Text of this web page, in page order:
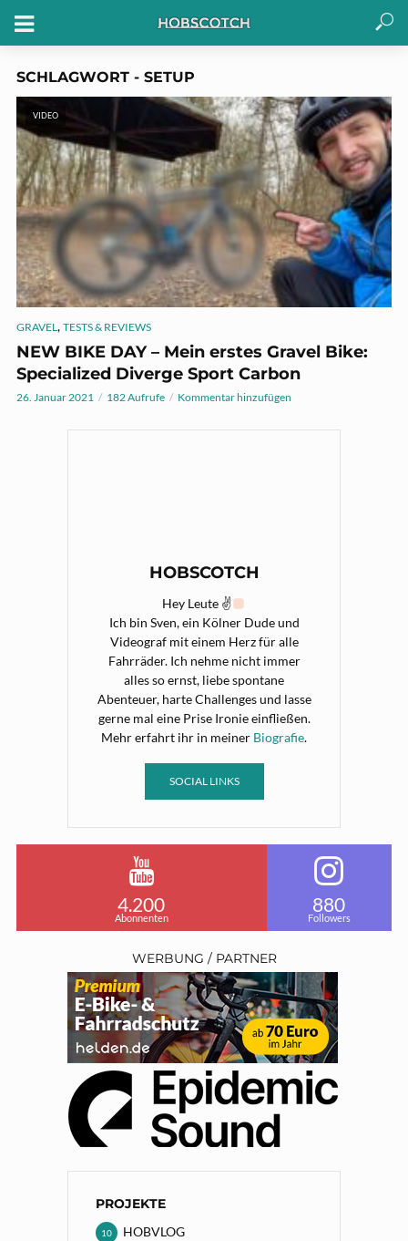
SCHLAGWORT - SETUP
VIDEO
GRAVEL, TESTS & REVIEWS
NEW BIKE DAY – Mein erstes Gravel Bike:
Specialized Diverge Sport Carbon
26. Januar 2021 182 Aufrufe Kommentar hinzufügen
HOBSCOTCH
Hey Leute ✌
Ich bin Sven, ein Kölner Dude und
Videograf mit einem Herz für alle
Fahrräder. Ich nehme nicht immer
alles so ernst, liebe spontane
Abenteuer, harte Challenges und lasse
gerne mal eine Prise Ironie einfließen.
Mehr erfahrt ihr in meiner Biografie.
SOCIAL LINKS
4.200
Abonnenten
880
Followers
WERBUNG / PARTNER
PROJEKTE
HOBVLOG
10